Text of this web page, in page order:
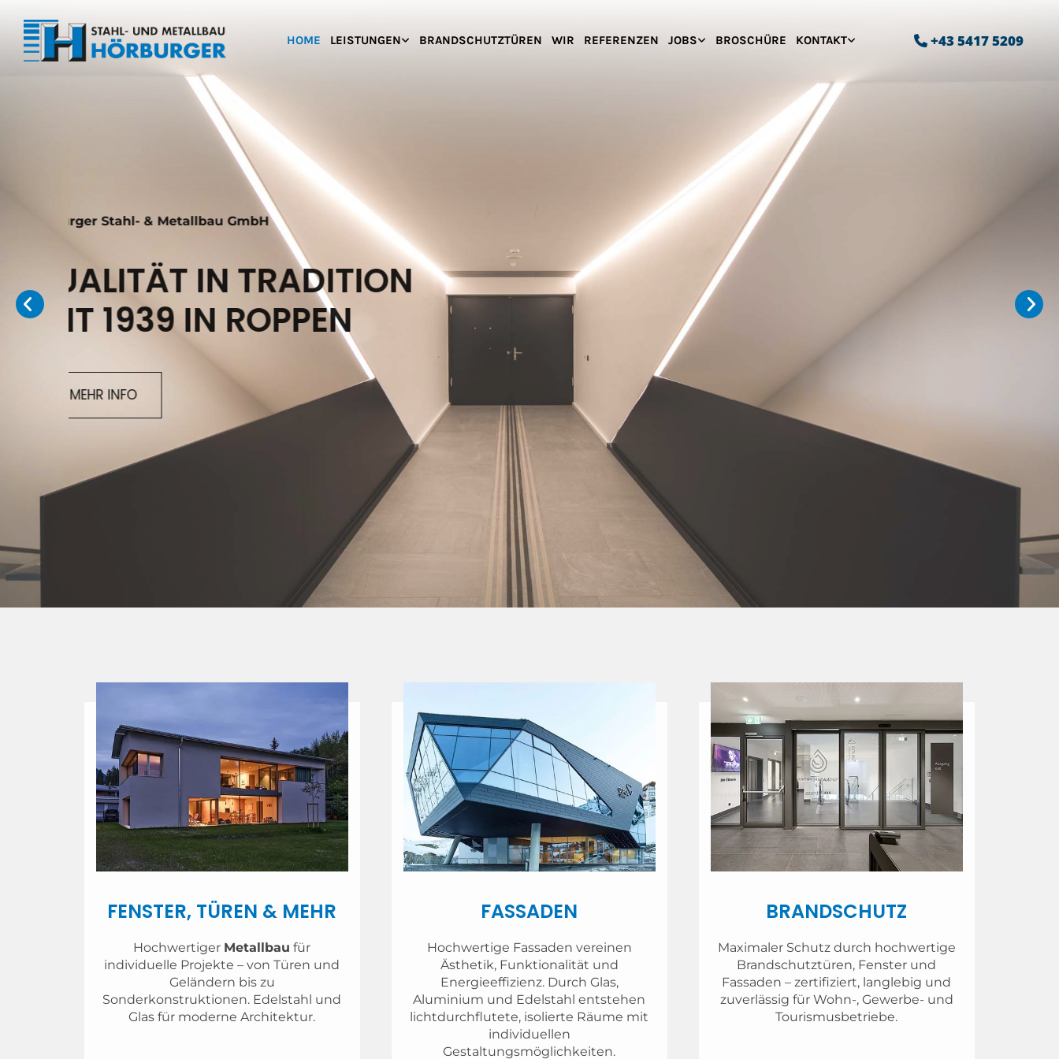
HOME LEISTUNGEN BRANDSCHUTZTÜREN WIR REFERENZEN JOBS BROSCHÜRE KONTAKT  +43 5417 5209
Hörburger Stahl- & Metallbau GmbH
QUALITÄT IN TRADITION
SEIT 1939 IN ROPPEN
MEHR INFO
FENSTER, TÜREN & MEHR
Hochwertiger Metallbau für
individuelle Projekte – von Türen und
Geländern bis zu
Sonderkonstruktionen. Edelstahl und
Glas für moderne Architektur.
FASSADEN
Hochwertige Fassaden vereinen
Ästhetik, Funktionalität und
Energieeffizienz. Durch Glas,
Aluminium und Edelstahl entstehen
lichtdurchflutete, isolierte Räume mit
individuellen
Gestaltungsmöglichkeiten.
BRANDSCHUTZ
Maximaler Schutz durch hochwertige
Brandschutztüren, Fenster und
Fassaden – zertifiziert, langlebig und
zuverlässig für Wohn-, Gewerbe- und
Tourismusbetriebe.